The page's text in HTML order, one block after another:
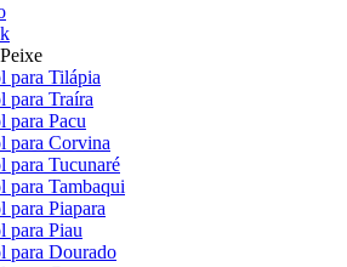
para Tilápia
para Traíra
para Pacu
para Corvina
para Tucunaré
para Tambaqui
para Piapara
para Piau
para Dourado